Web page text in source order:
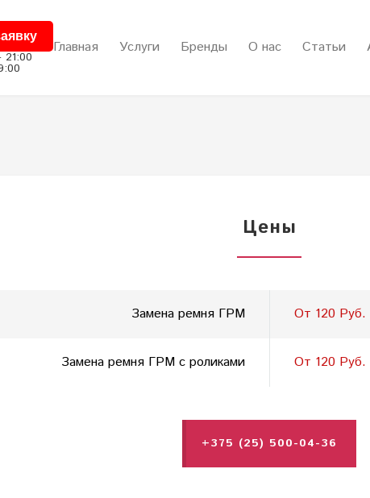
Главная Услуги Бренды О нас Статьи
Цены
Замена ремня ГРМ От 120 Руб.
Замена ремня ГРМ с роликами От 120 Руб.
+375 (25) 500-04-36